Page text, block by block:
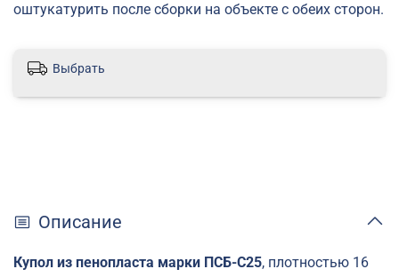
оштукатурить после сборки на объекте с обеих сторон.
Выбрать
Описание
Купол из пенопласта марки ПСБ-С25, плотностью 16